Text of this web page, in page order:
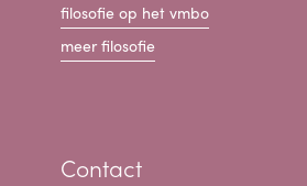
filosofie op het vmbo
meer filosofie
Contact